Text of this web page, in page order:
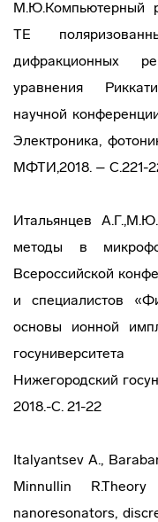
М.Ю.Компьютерный
ТЕ
дифракционных
уравнения
научной
Электроника,
МФТИ,2018. – С.221-
Итальянцев
методы в
Всероссийской
и специалистов
основы ионной
Нижегородский
2018.-С. 21-22
Italyantsev A.,
Minnullin
nanoresonators,